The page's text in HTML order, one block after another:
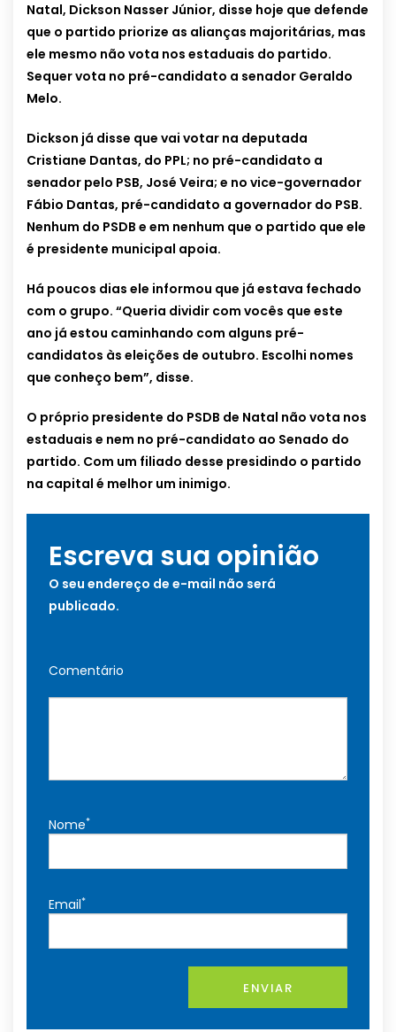
Natal, Dickson Nasser Júnior, disse hoje que defende
que o partido priorize as alianças majoritárias, mas
ele mesmo não vota nos estaduais do partido.
Sequer vota no pré-candidato a senador Geraldo
Melo.
Dickson já disse que vai votar na deputada
Cristiane Dantas, do PPL; no pré-candidato a
senador pelo PSB, José Veira; e no vice-governador
Fábio Dantas, pré-candidato a governador do PSB.
Nenhum do PSDB e em nenhum que o partido que ele
é presidente municipal apoia.
Há poucos dias ele informou que já estava fechado
com o grupo. “Queria dividir com vocês que este
ano já estou caminhando com alguns pré-
candidatos às eleições de outubro. Escolhi nomes
que conheço bem”, disse.
O próprio presidente do PSDB de Natal não vota nos
estaduais e nem no pré-candidato ao Senado do
partido. Com um filiado desse presidindo o partido
na capital é melhor um inimigo.
Escreva sua opinião
O seu endereço de e-mail não será
publicado.
Comentário
Nome*
Email*
ENVIAR